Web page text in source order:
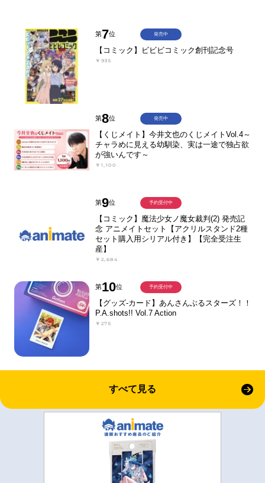
第7位
【コミック】ビビビコミック創刊記念号
￥935
発売中
第8位
【くじメイト】今井文也のくじメイトVol.4～
チャラめに見える幼馴染、実は一途で独占欲
が強いんです～
￥1,100
発売中
第9位
【コミック】魔法少女ノ魔女裁判(2) 発売記
念 アニメイトセット【アクリルスタンド2種
セット購入用シリアル付き】【完全受注生
産】
￥2,684
予約受付中
第10位
【グッズ-カード】あんさんぶるスターズ！！
P.A.shots!! Vol.7 Action
￥275
予約受付中
すべて見る